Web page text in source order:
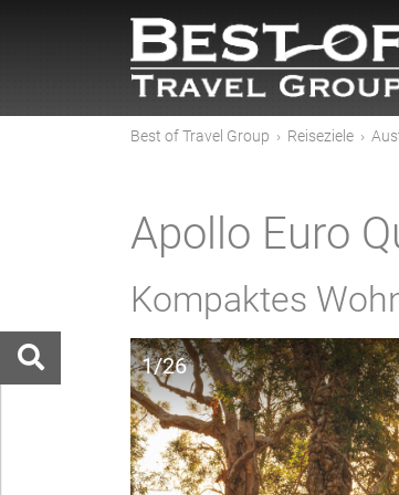
Best of Travel Group › Reiseziele ›
Apollo Euro
Kompaktes
1/26